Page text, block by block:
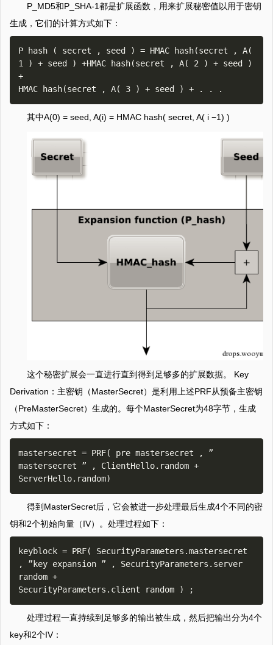
P_MD5和P_SHA-1都是扩展函数，用来扩展秘密值以用于密钥
生成，它们的计算方式如下：
P hash ( secret , seed ) = HMAC hash(secret , A(
1 ) + seed ) +HMAC hash(secret , A( 2 ) + seed )
+
其中A(0) = seed, A(i) = HMAC hash( secret, A( i −1) )
这个秘密扩展会一直进行直到得到足够多的扩展数据。 Key
Derivation：主密钥（MasterSecret）是利用上述PRF从预备主密钥
（PreMasterSecret）生成的。每个MasterSecret为48字节，生成
方式如下：
mastersecret = PRF( pre mastersecret , ”
mastersecret ” , ClientHello.random +
得到MasterSecret后，它会被进一步处理最后生成4个不同的密
钥和2个初始向量（IV）。处理过程如下：
keyblock = PRF( SecurityParameters.mastersecret
, ”key expansion ” , SecurityParameters.server
random +
处理过程一直持续到足够多的输出被生成，然后把输出分为4个
key和2个IV：